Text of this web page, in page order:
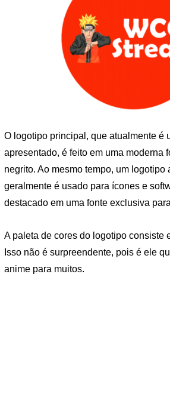
O logotipo principal, que atualmente é
apresentado, é feito em uma moderna
negrito. Ao mesmo tempo, um logotipo
geralmente é usado para ícones e
destacado em uma fonte exclusiva
A paleta de cores do logotipo consiste
Isso não é surpreendente, pois é ele
anime para muitos.